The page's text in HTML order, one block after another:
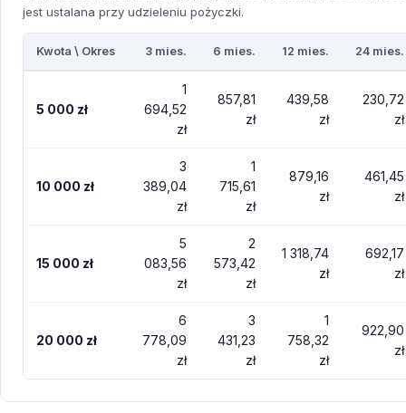
jest ustalana przy udzieleniu pożyczki.
Kwota \ Okres 3 mies. 6 mies. 12 mies. 24 mies.
5 000 zł
1
694,52
zł
857,81
zł
439,58
zł
230,72
zł
10 000 zł
3
389,04
zł
1
715,61
zł
879,16
zł
461,45
zł
15 000 zł
5
083,56
zł
2
573,42
zł
1 318,74
zł
692,17
zł
20 000 zł
6
778,09
zł
3
431,23
zł
1
758,32
zł
922,90
zł